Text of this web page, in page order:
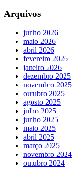
Arquivos
junho 2026
maio 2026
abril 2026
fevereiro 2026
janeiro 2026
dezembro 2025
novembro 2025
outubro 2025
agosto 2025
julho 2025
junho 2025
maio 2025
abril 2025
março 2025
novembro 2024
outubro 2024